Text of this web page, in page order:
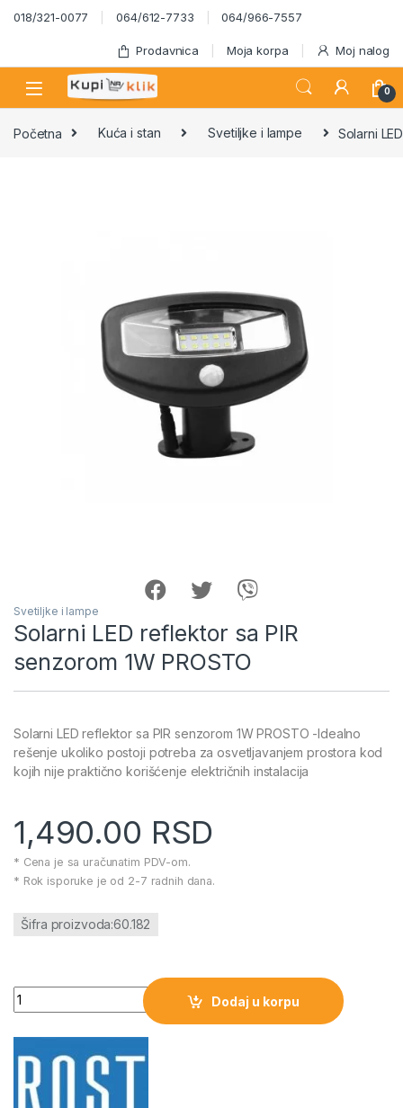
Skip to navigation
Skip to content
018/321-0077 064/612-7733 064/966-7557
Prodavnica Moja korpa Moj nalog
0
Početna Kuća i stan Svetiljke i lampe Solarni
Svetiljke i lampe
Solarni LED reflektor sa PIR
senzorom 1W PROSTO
Solarni LED reflektor sa PIR senzorom 1W PROSTO -Idealno
rešenje ukoliko postoji potreba za osvetljavanjem prostora kod
kojih nije praktično korišćenje električnih instalacija
1,490.00 RSD
* Cena je sa uračunatim PDV-om.
* Rok isporuke je od 2-7 radnih dana.
Šifra proizvoda:60.182
Solarni LED reflektor sa PIR senzorom 1W PROSTO količina
Dodaj u korpu